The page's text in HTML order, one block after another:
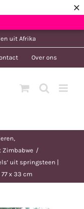
×
uit Afrika
Over ons
Zimbabwe
uit springsteen |
x 33 cm